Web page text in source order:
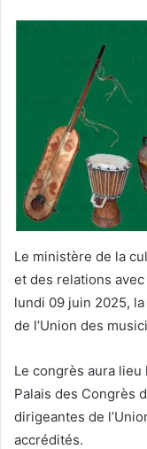
Le ministère de la
et des relations
lundi 09 juin 2025,
de l’Union des
Le congrès aura
Palais des Congrès
dirigeantes de
accrédités.